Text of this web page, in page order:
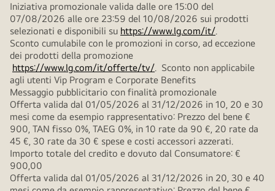
Iniziativa promozionale valida dalle ore 15:00 del
07/08/2026 alle ore 23:59 del 10/08/2026 sui prodotti
selezionati e disponibili su https://www.lg.com/it/.
Sconto cumulabile con le promozioni in corso, ad eccezione
dei prodotti della promozione
https://www.lg.com/it/offerte/tv/. Sconto non applicabile
agli utenti Vip Program e Corporate Benefits
Messaggio pubblicitario con finalità promozionale
Offerta valida dal 01/05/2026 al 31/12/2026 in 10, 20 e 30
mesi come da esempio rappresentativo: Prezzo del bene €
900, TAN fisso 0%, TAEG 0%, in 10 rate da 90 €, 20 rate da
45 €, 30 rate da 30 € spese e costi accessori azzerati.
Importo totale del credito e dovuto dal Consumatore: €
900,00
Offerta valida dal 01/05/2026 al 31/12/2026 in 20, 30 e 40